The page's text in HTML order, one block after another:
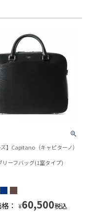
ズ】Capitano（キャピターノ）
リーフバッグ(1室タイプ)
： ¥60,500税込